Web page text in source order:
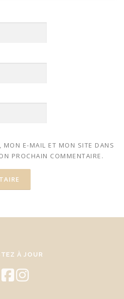
MON E-MAIL ET MON SITE DANS
PROCHAIN COMMENTAIRE.
À JOUR